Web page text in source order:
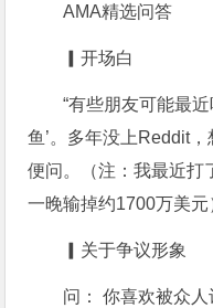
AMA精选问答
▎开场白
“有些朋友可能最
鱼’。多年没上Reddit
便问。（注：我最近打
一晚输掉约1700万美元
▎关于争议形象
问： 你喜欢被众